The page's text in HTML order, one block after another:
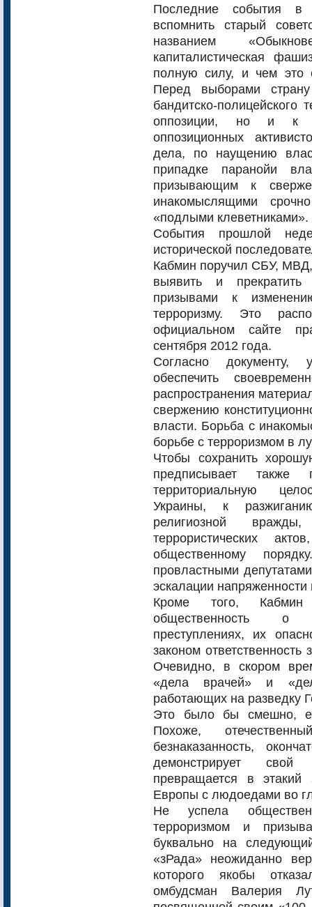
Последние события в
вспомнить старый
названием
капиталистическая
полную силу, и чем это
Перед выборами страну
бандитско-
оппозиции, но и к
оппозиционных
дела, по наущению
припадке паранойи
призывающим к
инакомыслящими
«подлыми клеветниками».
События прошлой
исторической
Кабмин поручил СБУ,
выявить и прекратить
призывами к
терроризму. Это
официальном сайте
сентября 2012 года.
Согласно документу,
обеспечить
распространения
свержению
власти. Борьба с
борьбе с терроризмом в
Чтобы сохранить
предписывает также
территориальную
Украины, к
религиозной
террористических
общественному
провластными
эскалации
Кроме того, Кабмин
общественность о
преступлениях, их
законом
Очевидно, в скором
«дела врачей» и
работающих на разведку
Это было бы смешно,
Похоже,
безнаказанность,
демонстрирует
превращается в этакий
Европы с людоедами во
Не успела
терроризмом и
буквально на
«зРада» неожиданно
которого якобы
омбудсман Валерия